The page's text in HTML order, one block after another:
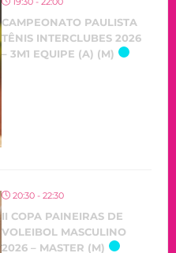
CAMPEONATO PAULISTA
TÊNIS INTERCLUBES 2026
– 3M1 EQUIPE (A) (M)
20:30 - 22:30
II COPA PAINEIRAS DE
VOLEIBOL MASCULINO
2026 – MASTER (M)